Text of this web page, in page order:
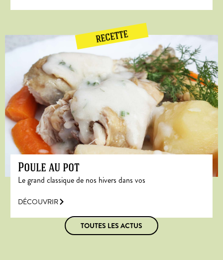
RECETTE
Poule au pot
Le grand classique de nos hivers dans vos
DÉCOUVRIR
TOUTES LES ACTUS